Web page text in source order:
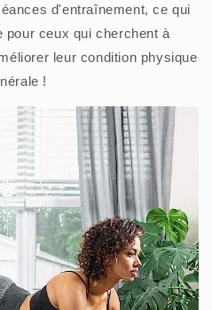
d'entraînement, ce qui
pour ceux qui cherchent à
leur condition physique
!